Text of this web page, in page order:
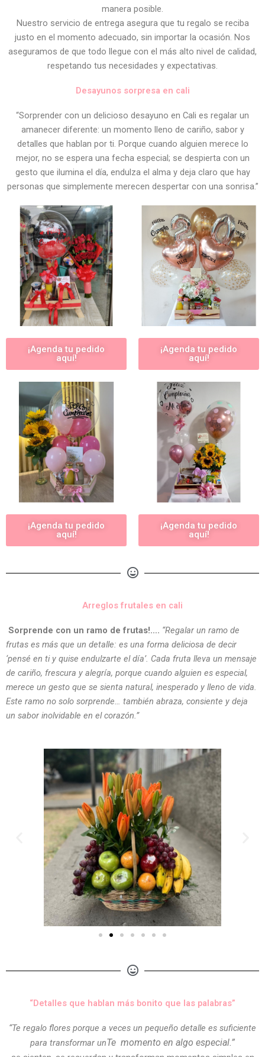
manera posible.
Nuestro servicio de entrega asegura que tu regalo se reciba
justo en el momento adecuado, sin importar la ocasión. Nos
aseguramos de que todo llegue con el más alto nivel de calidad,
respetando tus necesidades y expectativas.
Desayunos sorpresa en cali
“Sorprender con un delicioso desayuno en Cali es regalar un
amanecer diferente: un momento lleno de cariño, sabor y
detalles que hablan por ti. Porque cuando alguien merece lo
mejor, no se espera una fecha especial; se despierta con un
gesto que ilumina el día, endulza el alma y deja claro que hay
personas que simplemente merecen despertar con una sonrisa.”
¡Agenda tu pedido
aquí!
¡Agenda tu pedido
aquí!
¡Agenda tu pedido
aquí!
¡Agenda tu pedido
aquí!
Arreglos frutales en cali
Sorprende con un ramo de frutas!…. “Regalar un ramo de
frutas es más que un detalle: es una forma deliciosa de decir
‘pensé en ti y quise endulzarte el día’. Cada fruta lleva un mensaje
de cariño, frescura y alegría, porque cuando alguien es especial,
merece un gesto que se sienta natural, inesperado y lleno de vida.
Este ramo no solo sorprende… también abraza, consiente y deja
un sabor inolvidable en el corazón.”
“Detalles que hablan más bonito que las palabras”
“Te regalo flores porque a veces un pequeño detalle es suficiente
para transformar unTe momento en algo especial.”